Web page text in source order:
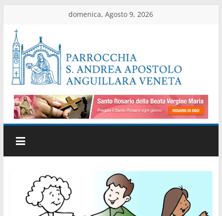
contenuto
domenica, Agosto 9, 2026
Parrocchia
di
Anguillara
Veneta
ufficiale
della
parrocchia